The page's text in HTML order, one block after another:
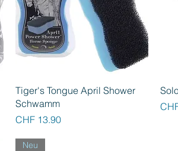
Schnellansicht
Tiger's Tongue April Shower
Schwamm
Preis
CHF 13.90
Neu